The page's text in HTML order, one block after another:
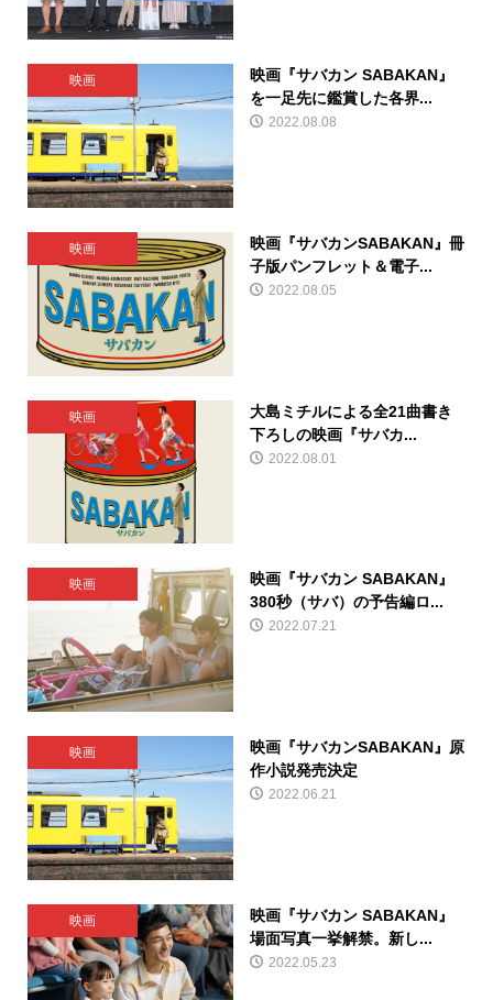
映画
映画『サバカン SABAKAN』
を一足先に鑑賞した各界...
2022.08.08
映画
映画『サバカンSABAKAN』冊
子版パンフレット＆電子...
2022.08.05
映画
大島ミチルによる全21曲書き
下ろしの映画『サバカ...
2022.08.01
映画
映画『サバカン SABAKAN』
380秒（サバ）の予告編ロ...
2022.07.21
映画
映画『サバカンSABAKAN』原
作小説発売決定
2022.06.21
映画
映画『サバカン SABAKAN』
場面写真一挙解禁。新し...
2022.05.23